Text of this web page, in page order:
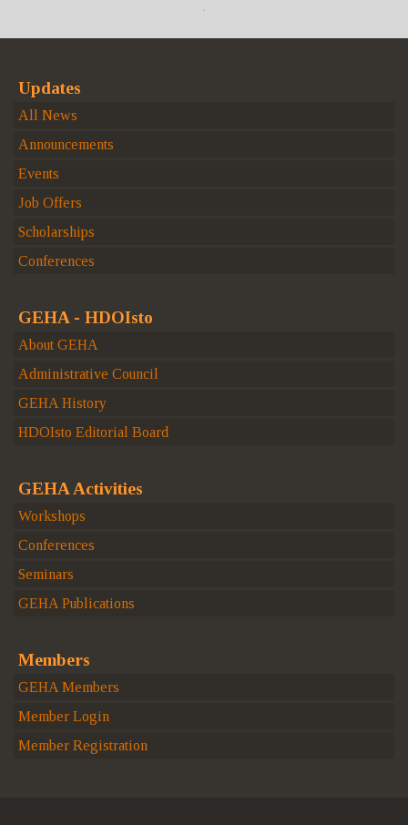
Updates
All News
Announcements
Events
Job Offers
Scholarships
Conferences
GEHA - HDOIsto
About GEHA
Administrative Council
GEHA History
HDOIsto Editorial Board
GEHA Activities
Workshops
Conferences
Seminars
GEHA Publications
Members
GEHA Members
Member Login
Member Registration